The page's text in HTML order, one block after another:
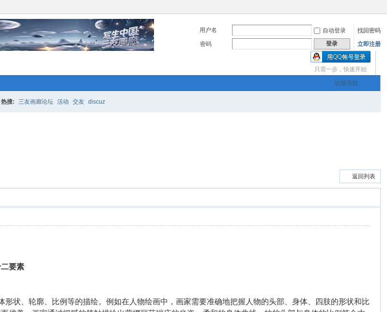
用户名 自动登录
找回密码
密码
登录 立即注册
只需一步，快速开始
快捷导航
热搜: 三友画廊论坛 活动 交友 discuz
入你我同行。www.xixi118.com
来应聘吧！www.xixi118.com
入你我同行。www.xixi118.com
来应聘吧！www.xixi118.com
返回列表
要素
形状、轮廓、比例等的描绘。例如在人物绘画中，画家需要准确地把握人物的头部、身体、四肢的形状和比